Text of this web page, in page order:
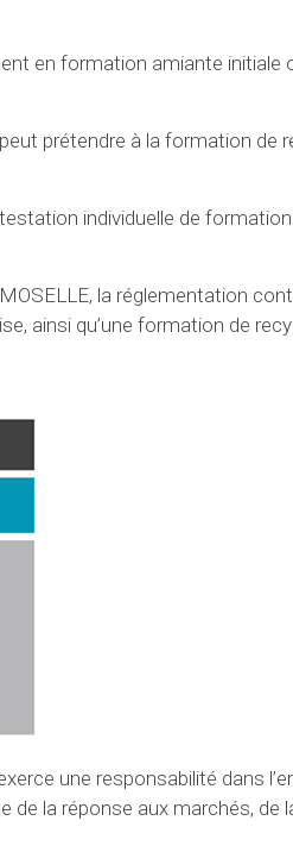
en formation amiante initiale
prétendre à la formation de
individuelle de formation
la réglementation
ainsi qu’une formation de
une responsabilité dans
de la réponse aux marchés, de